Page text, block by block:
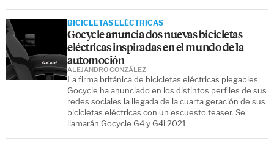
BICICLETAS ELÉCTRICAS
Gocycle anuncia dos nuevas bicicletas
eléctricas inspiradas en el mundo de la
automoción
La firma británica de bicicletas eléctricas plegables
Gocycle ha anunciado en los distintos perfiles de sus
redes sociales la llegada de la cuarta geración de sus
bicicletas eléctricas con un escuesto teaser. Se
llamarán Gocycle G4 y G4i 2021
ALEJANDRO GONZÁLEZ